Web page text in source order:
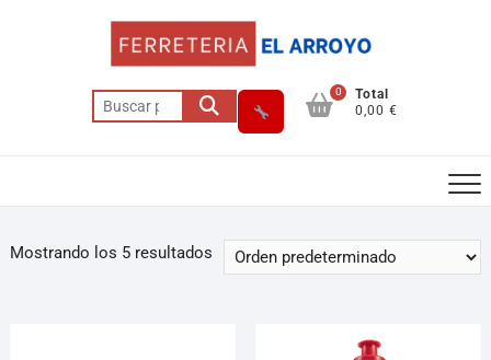
0
Total
0,00 €
Mostrando los 5 resultados